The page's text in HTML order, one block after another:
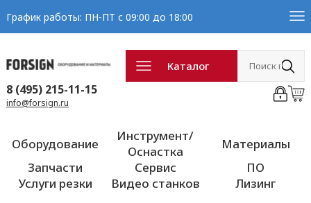
График работы: ПН-ПТ с 09:00 до 18:00
Каталог
8 (495) 215-11-15
info@forsign.ru
Оборудование
Инструмент/
Оснастка
Материалы
Запчасти
Сервис
ПО
Услуги резки
Видео станков Лизинг